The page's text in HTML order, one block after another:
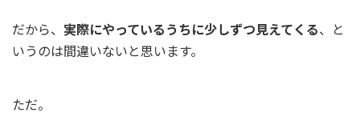
だから、 実際にやっているうちに少しずつ見えてくる、と
いうのは間違いないと思います。
ただ。